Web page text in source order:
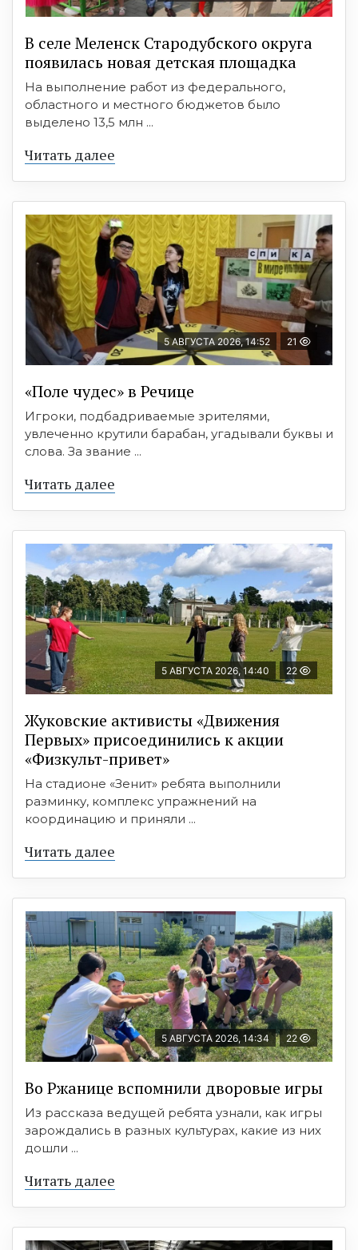
В селе Меленск Стародубского округа
появилась новая детская площадка
На выполнение работ из федерального,
областного и местного бюджетов было
выделено 13,5 млн ...
Читать далее
5 АВГУСТА 2026, 14:52 21
«Поле чудес» в Речице
Игроки, подбадриваемые зрителями,
увлеченно крутили барабан, угадывали буквы и
слова. За звание ...
Читать далее
5 АВГУСТА 2026, 14:40 22
Жуковские активисты «Движения
Первых» присоединились к акции
«Физкульт-привет»
На стадионе «Зенит» ребята выполнили
разминку, комплекс упражнений на
координацию и приняли ...
Читать далее
5 АВГУСТА 2026, 14:34 22
Во Ржанице вспомнили дворовые игры
Из рассказа ведущей ребята узнали, как игры
зарождались в разных культурах, какие из них
дошли ...
Читать далее